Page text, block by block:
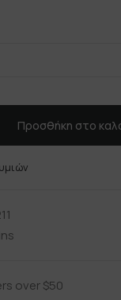
Προσθήκη στο
over $50